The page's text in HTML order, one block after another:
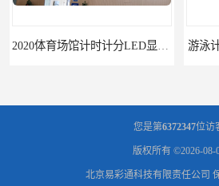
游泳计时记分系统2020赛事应用 游泳
您是第6372347位访
版权所有 ©2026-08-
北京易彩通科技有限责任公司